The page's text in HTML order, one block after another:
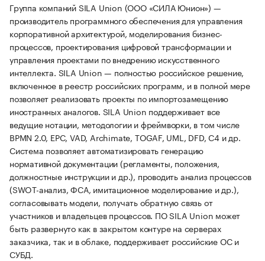
Группа компаний SILA Union (ООО «СИЛА Юнион») —
производитель программного обеспечения для управления
корпоративной архитектурой, моделирования бизнес-
процессов, проектирования цифровой трансформации и
управления проектами по внедрению искусственного
интеллекта. SILA Union — полностью российское решение,
включенное в реестр российских программ, и в полной мере
позволяет реализовать проекты по импортозамещению
иностранных аналогов. SILA Union поддерживает все
ведущие нотации, методологии и фреймворки, в том числе
BPMN 2.0, EPC, VAD, Archimate, TOGAF, UML, DFD, С4 и др.
Система позволяет автоматизировать генерацию
нормативной документации (регламенты, положения,
должностные инструкции и др.), проводить анализ процессов
(SWOT-анализ, ФСА, имитационное моделирование и др.),
согласовывать модели, получать обратную связь от
участников и владельцев процессов. ПО SILA Union может
быть развернуто как в закрытом контуре на серверах
заказчика, так и в облаке, поддерживает российские ОС и
СУБД.